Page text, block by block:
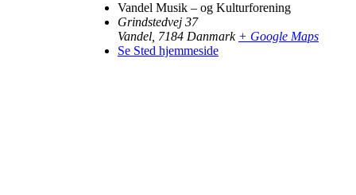
Vandel Musik – og Kulturforening
Grindstedvej 37
Vandel, 7184 Danmark + Google Maps
Se Sted hjemmeside